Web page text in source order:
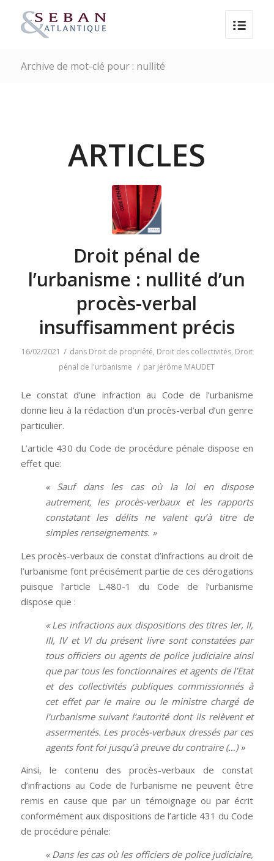
Archive de mot-clé pour : nullité
ARTICLES
Droit pénal de
l’urbanisme : nullité d’un
procès-verbal
insuffisamment précis
16/02/2021 / dans Droit de propriété, Droit des collectivités, Droit
pénal de l'urbanisme / par Jérôme MAUDET
Le constat d’une infraction au Code de l’urbanisme
donne lieu à la rédaction d’un procès-verbal d’un genre
particulier.
L’article 430 du Code de procédure pénale dispose en
effet que:
« Sauf dans les cas où la loi en dispose
autrement, les procès-verbaux et les rapports
constatant les délits ne valent qu’à titre de
simples renseignements. »
Les procès-verbaux de constat d’infractions au droit de
l’urbanisme font précisément partie de ces dérogations
puisque l’article L.480-1 du Code de l’urbanisme
dispose que :
« Les infractions aux dispositions des titres Ier, II,
III, IV et VI du présent livre sont constatées par
tous officiers ou agents de police judiciaire ainsi
que par tous les fonctionnaires et agents de l’Etat
et des collectivités publiques commissionnés à
cet effet par le maire ou le ministre chargé de
l’urbanisme suivant l’autorité dont ils relèvent et
assermentés. Les procès-verbaux dressés par ces
agents font foi jusqu’à preuve du contraire (…) »
Ainsi, le contenu des procès-verbaux de constat
d’infractions au Code de l’urbanisme ne peuvent être
remis en cause que par un témoignage ou par écrit
conformément aux dispositions de l’article 431 du Code
de procédure pénale:
« Dans les cas où les officiers de police judiciaire,